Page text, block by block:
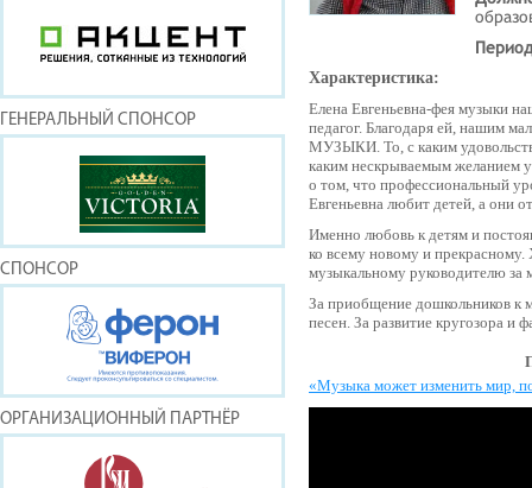
ГЕНЕРАЛЬНЫЙ СПОНСОР
СПОНСОР
ОРГАНИЗАЦИОННЫЙ ПАРТНЁР
Характеристика:
Елена Евгеньевна-фея музыки
педагог. Благодаря ей, нашим
МУЗЫКИ. То, с каким
каким нескрываемым желанием
о том, что профессиональный
Евгеньевна любит детей, а они
Именно любовь к детям и
ко всему новому и
музыкальному руководителю за
За приобщение дошкольников
песен. За развитие кругозора и
«Музыка может изменить мир,